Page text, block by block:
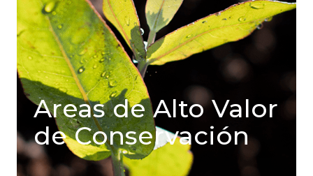
Areas de Alto Valor
de Conservación